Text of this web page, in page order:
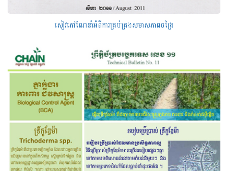
សៀវភៅណែនាំអំពីការគ្រប់គ្រងសមាសភាពចង្រៃ